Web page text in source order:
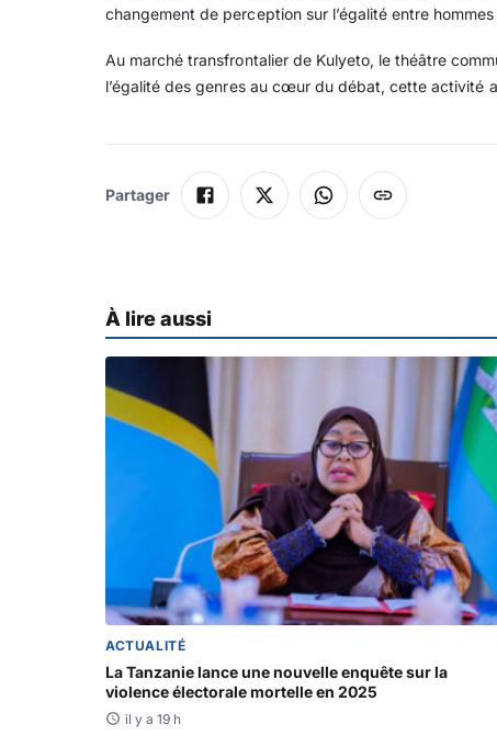
changement de perception sur l’égalité entre
Au marché transfrontalier de Kulyeto, le théâtre
l’égalité des genres au cœur du débat, cette activité
Partager
À lire aussi
ACTUALITÉ
La Tanzanie lance une nouvelle enquête sur la
violence électorale mortelle en 2025
il y a 19 h